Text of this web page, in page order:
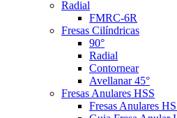
Radial
FMRC-6R
Fresas Cilíndricas
90°
Radial
Contornear
Avellanar 45°
Fresas Anulares HSS
Fresas Anulares